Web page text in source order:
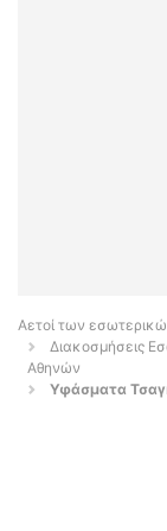
Αετοί των
Διακοσμήσεις
Αθηνών
Υφάσματα